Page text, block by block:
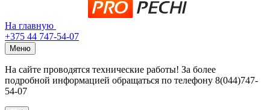
На главную
+375 44 747-54-07
Меню
На сайте проводятся технические работы! За более
подробной информацией обращаться по телефону 8(044)747-
54-07